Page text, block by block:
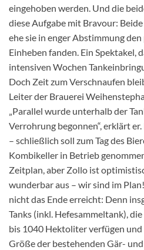
eingehoben werden. Und die
diese Aufgabe mit Bravour:
ehe sie in enger Abstimmung
Einheben fanden. Ein Spektakel,
intensiven Wochen
Doch Zeit zum Verschnaufen
Leiter der Brauerei
„Parallel wurde unterhalb der
Verrohrung begonnen“, erklärt
– schließlich soll zum Tag des
Kombikeller in Betrieb
Zeitplan, aber Zollo ist
wunderbar aus – wir sind im
nicht das Ende erreicht: Denn
Tanks (inkl. Hefesammeltank),
bis 1040 Hektoliter verfügen
Größe der bestehenden Gär-